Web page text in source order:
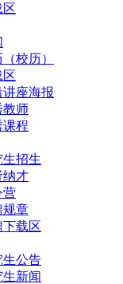
区
校历）
区
座海报
教师
课程
招生
纳才
营
规章
载区
生公告
新闻